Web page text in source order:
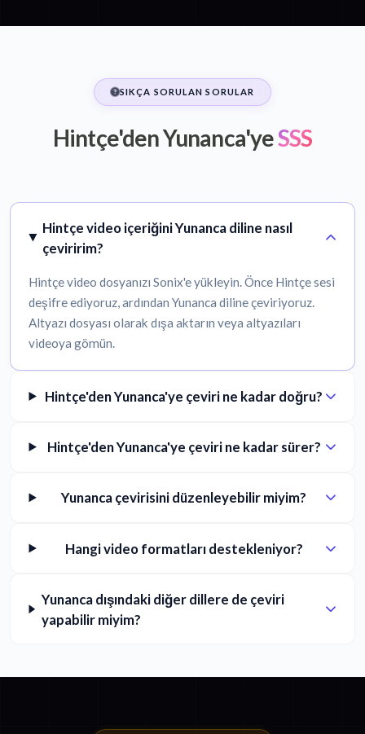
SIKÇA SORULAN SORULAR
Hintçe'den Yunanca'yeSSS
Hintçe video içeriğini Yunanca diline nasıl
çeviririm?
Hintçe video dosyanızı Sonix'e yükleyin. Önce Hintçe sesi
deşifre ediyoruz, ardından Yunanca diline çeviriyoruz.
Altyazı dosyası olarak dışa aktarın veya altyazıları
videoya gömün.
Hintçe'den Yunanca'ye çeviri ne kadar doğru?
Hintçe'den Yunanca'ye çeviri ne kadar sürer?
Yunanca çevirisini düzenleyebilir miyim?
Hangi video formatları destekleniyor?
Yunanca dışındaki diğer dillere de çeviri
yapabilir miyim?